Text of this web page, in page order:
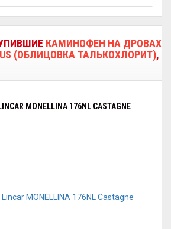
КАМИНОФЕН НА ДРОВАХ
(ОБЛИЦОВКА ТАЛЬКОХЛОРИТ),
MONELLINA 176NL CASTAGNE